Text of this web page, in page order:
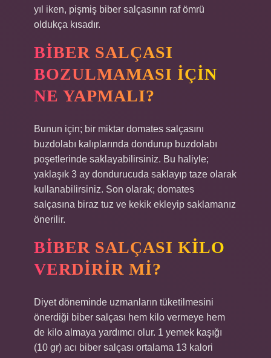
yıl iken, pişmiş biber salçasının raf ömrü
oldukça kısadır.
BIBER SALÇASI
BOZULMAMASI IÇIN
NE YAPMALI?
Bunun için; bir miktar domates salçasını
buzdolabı kalıplarında dondurup buzdolabı
poşetlerinde saklayabilirsiniz. Bu haliyle;
yaklaşık 3 ay dondurucuda saklayıp taze olarak
kullanabilirsiniz. Son olarak; domates
salçasına biraz tuz ve kekik ekleyip saklamanız
önerilir.
BIBER SALÇASI KILO
VERDIRIR MI?
Diyet döneminde uzmanların tüketilmesini
önerdiği biber salçası hem kilo vermeye hem
de kilo almaya yardımcı olur. 1 yemek kaşığı
(10 gr) acı biber salçası ortalama 13 kalori